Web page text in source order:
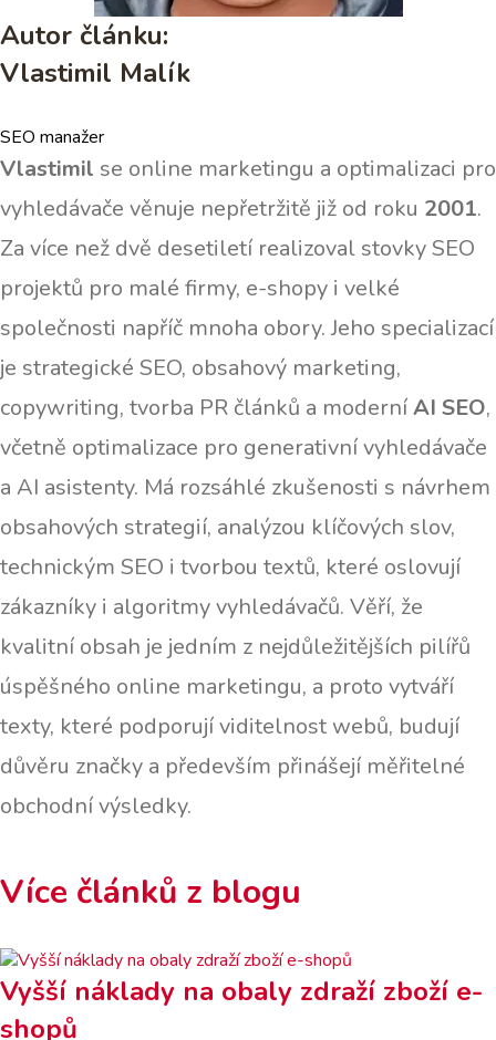
Autor článku:
Vlastimil Malík
SEO manažer
Vlastimil se online marketingu a optimalizaci pro
vyhledávače věnuje nepřetržitě již od roku 2001.
Za více než dvě desetiletí realizoval stovky SEO
projektů pro malé firmy, e-shopy i velké
společnosti napříč mnoha obory. Jeho specializací
je strategické SEO, obsahový marketing,
copywriting, tvorba PR článků a moderníAI SEO,
včetně optimalizace pro generativní vyhledávače
a AI asistenty. Má rozsáhlé zkušenosti s návrhem
obsahových strategií, analýzou klíčových slov,
technickým SEO i tvorbou textů, které oslovují
zákazníky i algoritmy vyhledávačů. Věří, že
kvalitní obsah je jedním z nejdůležitějších pilířů
úspěšného online marketingu, a proto vytváří
texty, které podporují viditelnost webů, budují
důvěru značky a především přinášejí měřitelné
obchodní výsledky.
Více článků z blogu
Vyšší náklady na obaly zdraží zboží e-
shopů